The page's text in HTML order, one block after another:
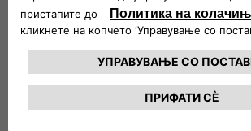
ВОЗИЛА НА ЛАГЕР